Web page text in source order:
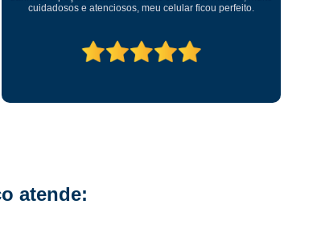
Curso Completo de Conserto e
Curso de Manutenção de Celular Ead
Curso Ead Manutenção de Celular
atende: